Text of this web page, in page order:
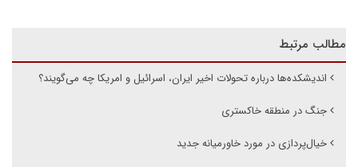
مطالب مرتبط
اندیشکده‌ها درباره تحولات اخیر ایران، اسرائیل و امریکا چه می‌گویند؟
جنگ در منطقه خاکستری
خیال‌پردازی در مورد خاورمیانه جدید